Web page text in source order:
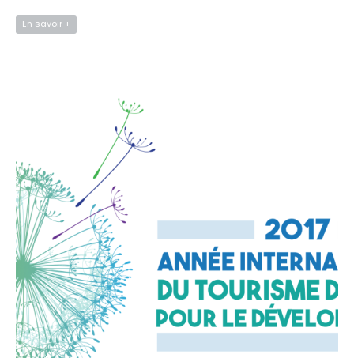
En savoir +